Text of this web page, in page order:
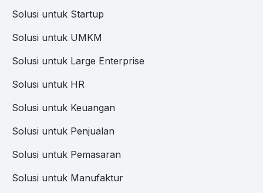
Solusi untuk Startup
Solusi untuk UMKM
Solusi untuk Large Enterprise
Solusi untuk HR
Solusi untuk Keuangan
Solusi untuk Penjualan
Solusi untuk Pemasaran
Solusi untuk Manufaktur